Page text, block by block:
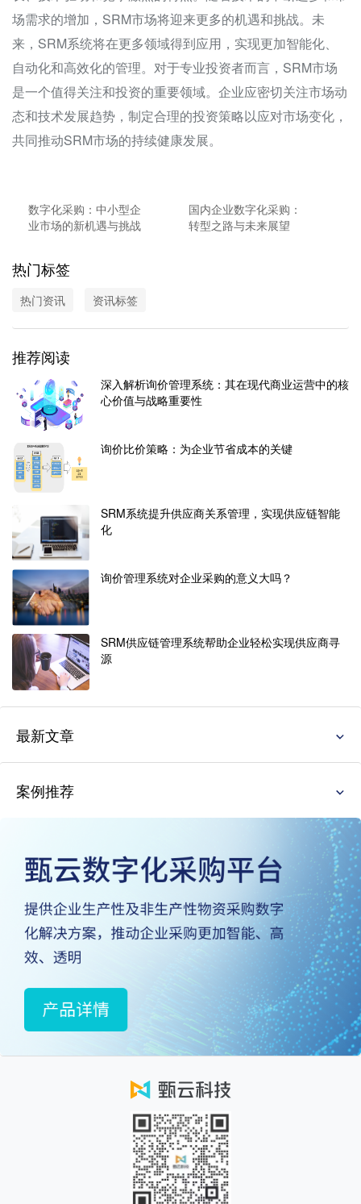
场需求的增加，SRM市场将迎来更多的机遇和挑战。未
来，SRM系统将在更多领域得到应用，实现更加智能化、
自动化和高效化的管理。对于专业投资者而言，SRM市场
是一个值得关注和投资的重要领域。企业应密切关注市场动
态和技术发展趋势，制定合理的投资策略以应对市场变化，
共同推动SRM市场的持续健康发展。
数字化采购：中小型企
业市场的新机遇与挑战
国内企业数字化采购：
转型之路与未来展望
热门标签
热门资讯 资讯标签
推荐阅读
深入解析询价管理系统：其在现代商业运营中的核
心价值与战略重要性
询价比价策略：为企业节省成本的关键
SRM系统提升供应商关系管理，实现供应链智能
化
询价管理系统对企业采购的意义大吗？
SRM供应链管理系统帮助企业轻松实现供应商寻
源
最新文章
案例推荐